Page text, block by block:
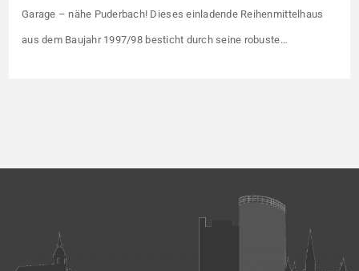
Garage – nähe Puderbach! Dieses einladende Reihenmittelhaus
aus dem Baujahr 1997/98 besticht durch seine robuste
Veräußert […]